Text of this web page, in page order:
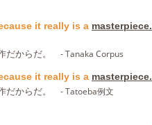
it really is a masterpiece.
からだ。 - Tanaka Corpus
it really is a masterpiece.
からだ。
- Tatoeba例文